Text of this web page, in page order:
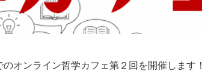
オンライン哲学カフェ第２回を開催します！